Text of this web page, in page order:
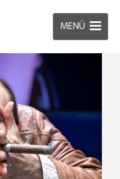
MENÜ